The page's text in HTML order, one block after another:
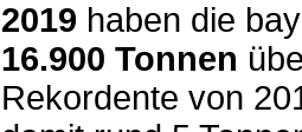
2019 haben die
16.900 Tonnen
Rekordente von